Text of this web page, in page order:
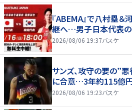
『ABEMA』で八村塁
継へ…男子日本代表
2026/08/06 19:37バスケ
サンズ、攻守の要の”
に合意…3年約115億
2026/08/06 19:23バスケ